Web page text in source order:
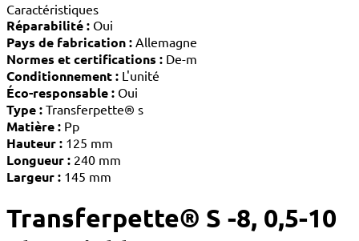
Caractéristiques
Réparabilité : Oui
Pays de fabrication : Allemagne
Normes et certifications : De-m
Conditionnement : L'unité
Éco-responsable : Oui
Type : Transferpette® s
Matière : Pp
Hauteur : 125 mm
Longueur : 240 mm
Largeur : 145 mm
Transferpette® S -8, 0,5-10